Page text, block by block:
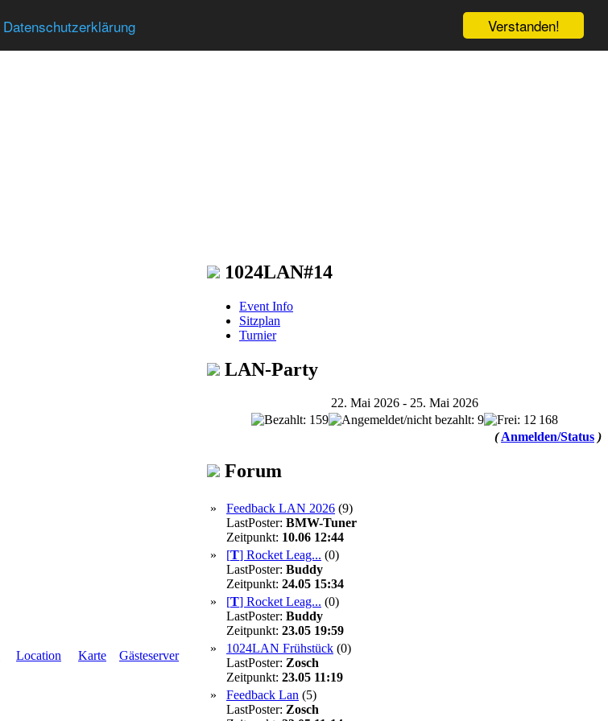
Verstanden!
Datenschutzerklärung
Location Karte Gästeserver
1024LAN#14
Event Info
Sitzplan
Turnier
LAN-Party
22. Mai 2026 - 25. Mai 2026
168
(Anmelden/Status )
Forum
» Feedback LAN 2026 (9)
LastPoster: BMW-Tuner
Zeitpunkt: 10.06 12:44
»
[T] Rocket Leag... (0)
LastPoster: Buddy
Zeitpunkt: 24.05 15:34
»
[T] Rocket Leag... (0)
LastPoster: Buddy
Zeitpunkt: 23.05 19:59
»
1024LAN Frühstück (0)
LastPoster: Zosch
Zeitpunkt: 23.05 11:19
»
Feedback Lan (5)
LastPoster: Zosch